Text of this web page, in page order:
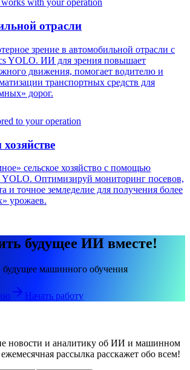
отрасли
зрение в автомобильной отрасли с
YOLO. ИИ для зрения повышает
движения, помогает водителю и
транспортных средств для
дорог.
сельское хозяйство с помощью
YOLO. Оптимизируй мониторинг посевов,
и точное земледелие для получения более
урожаев.
будущее ИИ вместе!
машинного обучения
Начать работу
новости и аналитику об ИИ и машинном
рассылка расскажет обо всем!